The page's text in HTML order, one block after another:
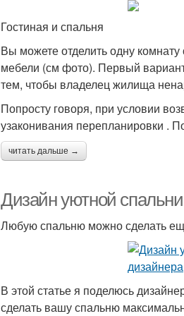
Гостиная и спальня
Вы можете отделить одну
мебели (см фото). Первый
тем, чтобы владелец жилища
Попросту говоря, при условии
узаконивания перепланировки .
читать дальше →
Дизайн уютной
Любую спальню можно сделать
В этой статье я поделюсь
сделать вашу спальню